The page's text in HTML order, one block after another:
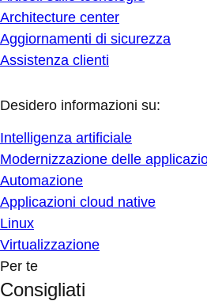
Architecture center
Aggiornamenti di sicurezza
Assistenza clienti
Desidero informazioni su:
Intelligenza artificiale
Modernizzazione delle
Automazione
Applicazioni cloud native
Linux
Virtualizzazione
Per te
Consigliati